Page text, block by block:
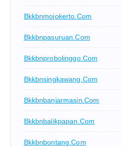
Bkkbnmojokerto.com
Bkkbnpasuruan.com
Bkkbnprobolinggo.com
Bkkbnsingkawang.com
Bkkbnbanjarmasin.com
Bkkbnbalikpapan.com
Bkkbnbontang.com